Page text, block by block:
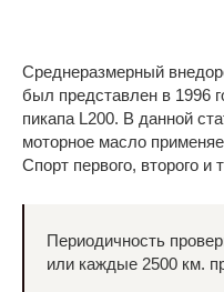
Среднеразмерный
был представлен в 1996
пикапа L200. В данной
моторное масло
Спорт первого, второго и
Периодичность
или каждые 2500 км.